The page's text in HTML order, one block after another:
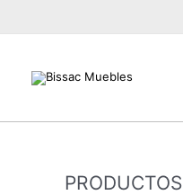
PRODUCTOS